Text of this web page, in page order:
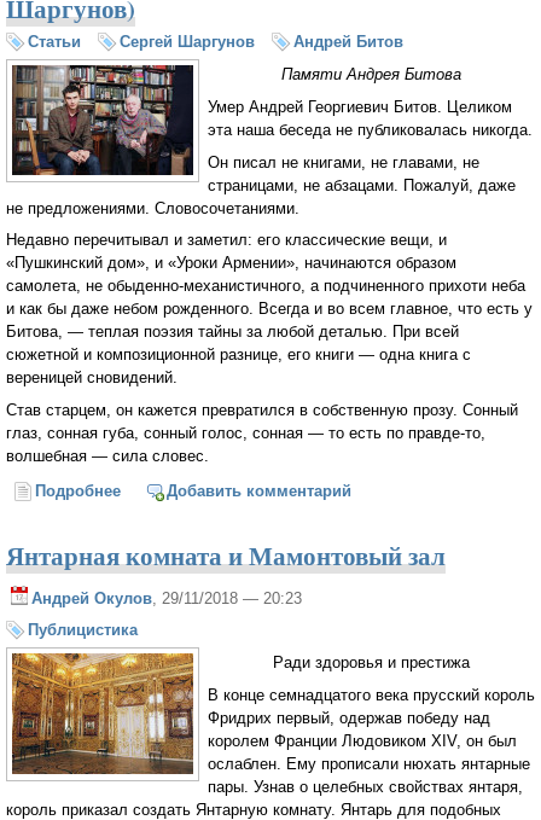
Шаргунов)
Статьи Сергей Шаргунов
Андрей Битов
Памяти Андрея Битова
Умер Андрей Георгиевич Битов. Целиком
эта наша беседа не публиковалась никогда.
Он писал не книгами, не главами, не
страницами, не абзацами. Пожалуй, даже
не предложениями. Словосочетаниями.
Недавно перечитывал и заметил: его классические вещи, и
«Пушкинский дом», и «Уроки Армении», начинаются образом
самолета, не обыденно-механистичного, а подчиненного прихоти неба
и как бы даже небом рожденного. Всегда и во всем главное, что есть у
Битова, — теплая поэзия тайны за любой деталью. При всей
сюжетной и композиционной разнице, его книги — одна книга с
вереницей сновидений.
Став старцем, он кажется превратился в собственную прозу. Сонный
глаз, сонная губа, сонный голос, сонная — то есть по правде-то,
волшебная — сила словес.
Подробнее о «Автор уходит неизвестным» (Сергей Шаргунов)
Добавить комментарий
Янтарная комната и Мамонтовый зал
Андрей Окулов , 29/11/2018 — 20:23
Публицистика
Ради здоровья и престижа
В конце семнадцатого века прусский король
Фридрих первый, одержав победу над
королем Франции Людовиком XIV, он был
ослаблен. Ему прописали нюхать янтарные
пары. Узнав о целебных свойствах янтаря,
король приказал создать Янтарную комнату. Янтарь для подобных